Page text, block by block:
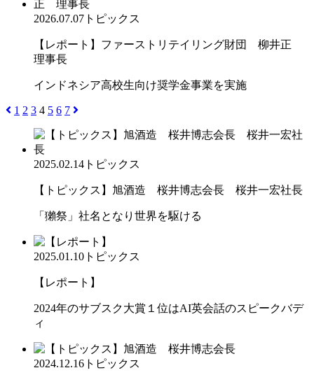
2026.07.07 トピックス
【レポート】ファーストリテイリング財団 柳井正
理事長
インドネシア高校生向け奨学金事業を実施
1 2 3 4 5 6 7
2025.02.14 トピックス
【トピックス】旭酒造 桜井博志会長 桜井一宏社長
「獺祭」社名となり世界を駆ける
2025.01.10 トピックス
【レポート】
2024年のサブスク大賞１位はAI英会話のスピークバデ
ィ
2024.12.16 トピックス